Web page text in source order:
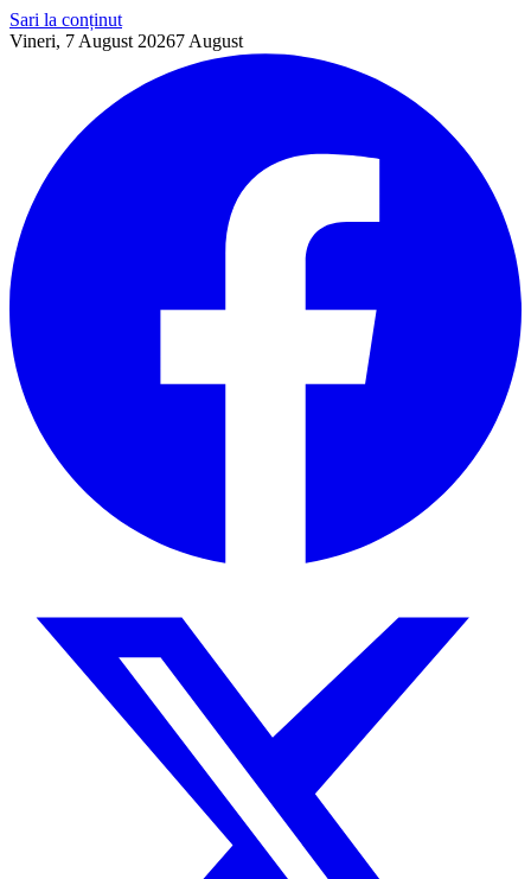
Sari la conținut
Vineri, 7 August 20267 August